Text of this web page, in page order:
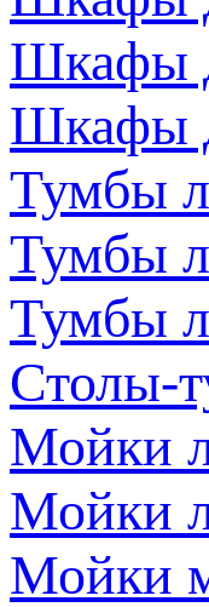
Шкафы
Шкафы
Тумбы
Тумбы
Тумбы
Столы-
Мойки
Мойки
Мойки